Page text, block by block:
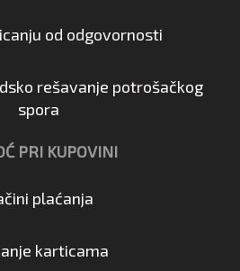
od odgovornosti
rešavanje potrošačkog
spora
PRI KUPOVINI
plaćanja
karticama